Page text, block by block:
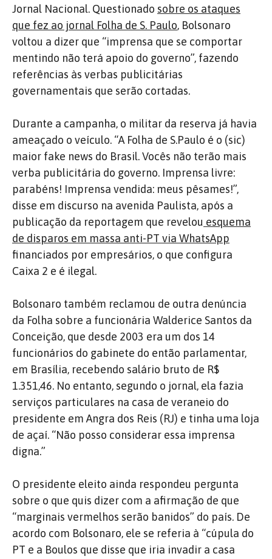
Jornal Nacional. Questionado sobre os ataques
que fez ao jornal Folha de S. Paulo, Bolsonaro
voltou a dizer que “imprensa que se comportar
mentindo não terá apoio do governo”, fazendo
referências às verbas publicitárias
governamentais que serão cortadas.
Durante a campanha, o militar da reserva já havia
ameaçado o veículo. “A Folha de S.Paulo é o (sic)
maior fake news do Brasil. Vocês não terão mais
verba publicitária do governo. Imprensa livre:
parabéns! Imprensa vendida: meus pêsames!”,
disse em discurso na avenida Paulista, após a
publicação da reportagem que revelou esquema
de disparos em massa anti-PT via WhatsApp
financiados por empresários, o que configura
Caixa 2 e é ilegal.
Bolsonaro também reclamou de outra denúncia
da Folha sobre a funcionária Walderice Santos da
Conceição, que desde 2003 era um dos 14
funcionários do gabinete do então parlamentar,
em Brasília, recebendo salário bruto de R$
1.351,46. No entanto, segundo o jornal, ela fazia
serviços particulares na casa de veraneio do
presidente em Angra dos Reis (RJ) e tinha uma loja
de açaí. “Não posso considerar essa imprensa
digna.”
O presidente eleito ainda respondeu pergunta
sobre o que quis dizer com a afirmação de que
“marginais vermelhos serão banidos” do país. De
acordo com Bolsonaro, ele se referia à “cúpula do
PT e a Boulos que disse que iria invadir a casa